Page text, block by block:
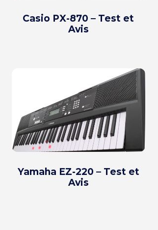
Casio PX-870 – Test et
Avis
Yamaha EZ-220 – Test et
Avis